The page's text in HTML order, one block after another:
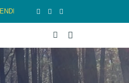
BANGSA, YANG BERKARATER,